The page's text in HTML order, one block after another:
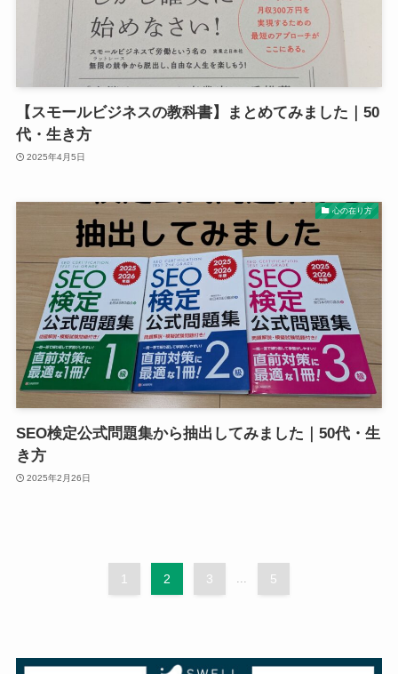
【スモールビジネスの教科書】まとめてみました｜50
代・生き方
2025年4月5日
心の在り方
SEO検定公式問題集から抽出してみました｜50代・生
き方
2025年2月26日
1 2 3 ... 5